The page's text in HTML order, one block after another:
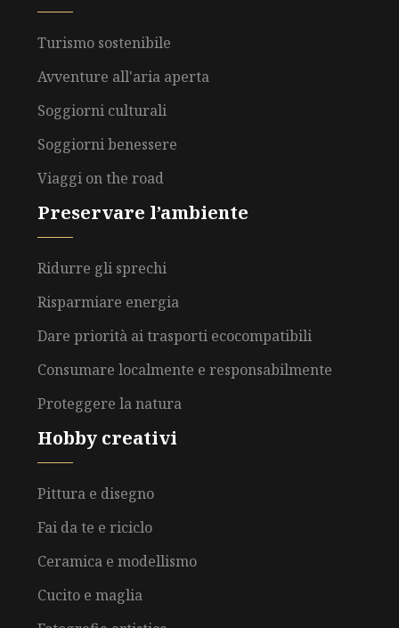
Turismo sostenibile
Avventure all'aria aperta
Soggiorni culturali
Soggiorni benessere
Viaggi on the road
Preservare l’ambiente
Ridurre gli sprechi
Risparmiare energia
Dare priorità ai trasporti ecocompatibili
Consumare localmente e responsabilmente
Proteggere la natura
Hobby creativi
Pittura e disegno
Fai da te e riciclo
Ceramica e modellismo
Cucito e maglia